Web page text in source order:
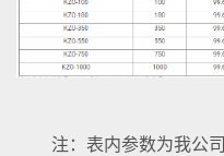
注：表内参数为我公